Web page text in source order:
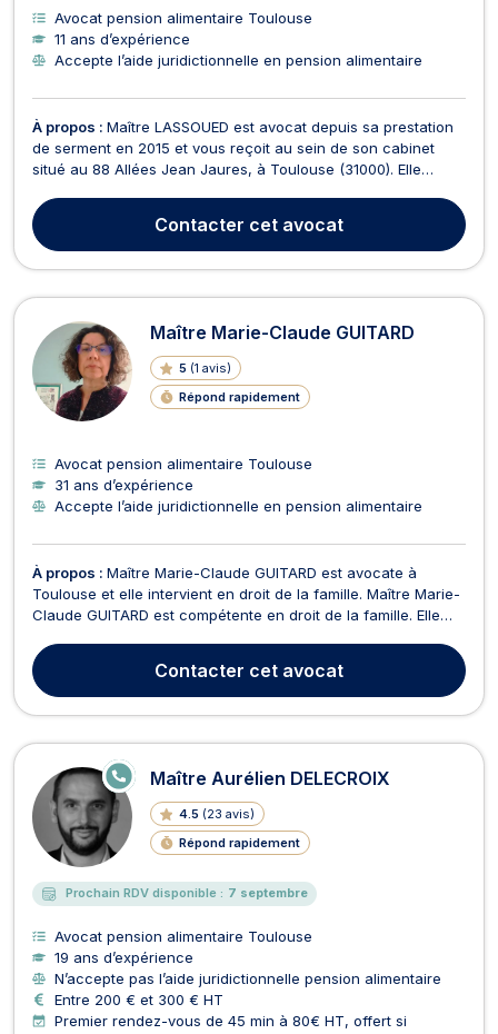
Avocat pension alimentaire Toulouse
11 ans d’expérience
Accepte l’aide juridictionnelle en pension alimentaire
À propos : Maître LASSOUED est avocat depuis sa prestation
de serment en 2015 et vous reçoit au sein de son cabinet
situé au 88 Allées Jean Jaures, à Toulouse (31000). Elle
contentieux, les modalités d'exercice de l'autorité parentale
et droit de garde des enfants ou encore l...
Contacter cet avocat
Maître Marie-Claude GUITARD
5 (1 avis)
Répond rapidement
Avocat pension alimentaire Toulouse
31 ans d’expérience
Accepte l’aide juridictionnelle en pension alimentaire
À propos : Maître Marie-Claude GUITARD est avocate à
Toulouse et elle intervient en droit de la famille. Maître Marie-
Claude GUITARD est compétente en droit de la famille. Elle
famille. Elle vous représente lors d’une procédure de divorce
et vous conseille sur les mesures ...
Contacter cet avocat
Maître Aurélien DELECROIX
4.5 (23 avis)
Répond rapidement
E
N
LI
G
E
Prochain RDV disponible : 7 septembre
Avocat pension alimentaire Toulouse
19 ans d’expérience
N’accepte pas l’aide juridictionnelle pension alimentaire
Entre 200 € et 300 € HT
Premier rendez-vous de 45 min à 80€ HT, offert si